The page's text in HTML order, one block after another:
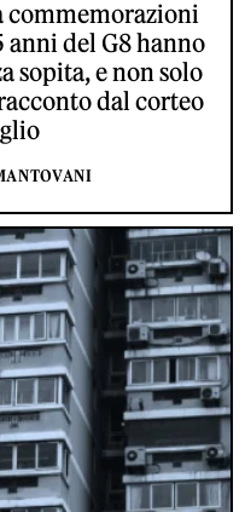
commemorazioni
anni del G8 hanno
sopita, e non solo
dal corteo